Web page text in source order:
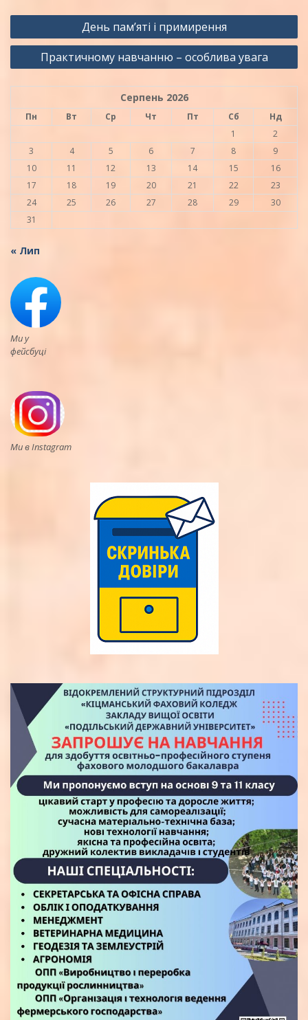
Навігація
записів
День пам’яті і примирення
Практичному навчанню – особлива увага
Серпень 2026
Пн Вт Ср Чт Пт Сб
Нд
1
2
3
4 5 6 7 8
9
10
11 12 13 14 15
16
17
18 19 20 21 22
23
24
25 26 27 28 29
30
31
« Лип
Ми у
фейсбуці
Ми в Instagram